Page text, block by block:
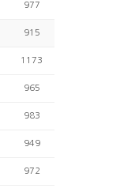
977
915
1173
965
983
949
972